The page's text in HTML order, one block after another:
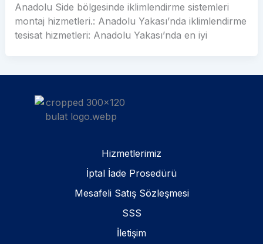
Anadolu Side bölgesinde iklimlendirme sistemleri
montaj hizmetleri.: Anadolu Yakası’nda iklimlendirme
tesisat hizmetleri: Anadolu Yakası’nda en iyi
Hizmetlerimiz
İptal İade Prosedürü
Mesafeli Satış Sözleşmesi
SSS
İletişim